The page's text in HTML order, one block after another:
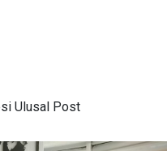
Ulusal Post